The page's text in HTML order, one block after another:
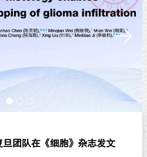
团队在《细胞》杂志发文